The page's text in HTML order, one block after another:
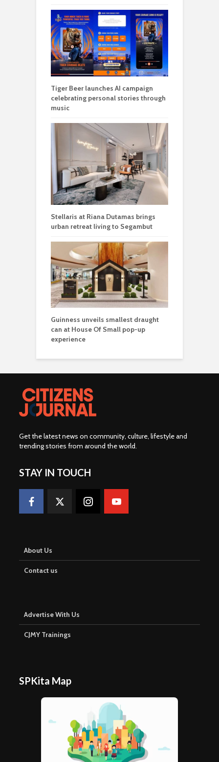
Tiger Beer launches AI campaign
celebrating personal stories through
music
Stellaris at Riana Dutamas brings
urban retreat living to Segambut
Guinness unveils smallest draught
can at House Of Small pop-up
experience
Get the latest news on community, culture, lifestyle and
trending stories from around the world.
STAY IN TOUCH
About Us
Contact us
Advertise With Us
CJMY Trainings
SPKita Map